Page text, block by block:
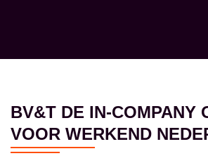
BV&T DE IN-COMPANY
VOOR WERKEND